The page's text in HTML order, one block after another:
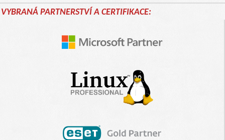
VYBRANÁ PARTNERSTVÍ A CERTIFIKACE: